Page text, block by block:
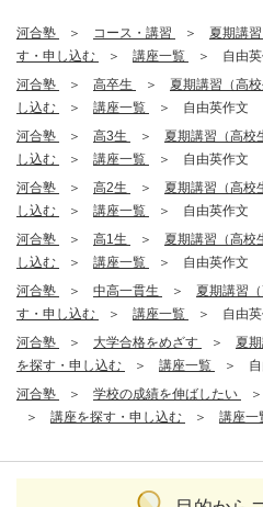
河合塾 コース・講習 夏期講習
す・申し込む
講座一覧
自由
河合塾
高卒生 夏期講習（高校
し込む
講座一覧
自由英作文
河合塾
高3生 夏期講習（高校
し込む
講座一覧
自由英作文
河合塾
高2生 夏期講習（高校
し込む
講座一覧
自由英作文
河合塾
高1生 夏期講習（高校
し込む
講座一覧
自由英作文
河合塾
中高一貫生 夏期講習（
す・申し込む
講座一覧
自由
河合塾
大学合格をめざす 夏
を探す・申し込む
講座一覧
河合塾
学校の成績を伸ばしたい
講座を探す・申し込む
講座一